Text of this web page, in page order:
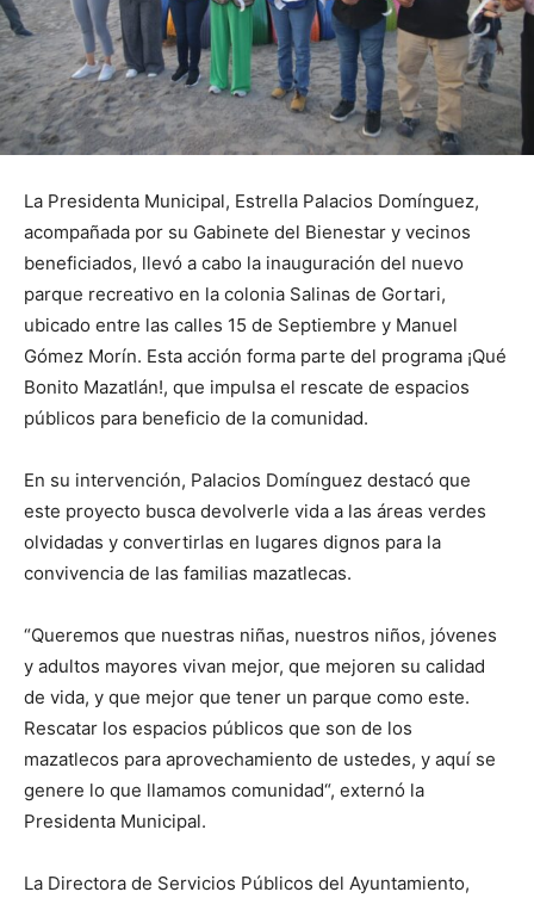
La Presidenta Municipal, Estrella Palacios Domínguez,
acompañada por su Gabinete del Bienestar y vecinos
beneficiados, llevó a cabo la inauguración del nuevo
parque recreativo en la colonia Salinas de Gortari,
ubicado entre las calles 15 de Septiembre y Manuel
Gómez Morín. Esta acción forma parte del programa ¡Qué
Bonito Mazatlán!, que impulsa el rescate de espacios
públicos para beneficio de la comunidad.
En su intervención, Palacios Domínguez destacó que
este proyecto busca devolverle vida a las áreas verdes
olvidadas y convertirlas en lugares dignos para la
convivencia de las familias mazatlecas.
“Queremos que nuestras niñas, nuestros niños, jóvenes
y adultos mayores vivan mejor, que mejoren su calidad
de vida, y que mejor que tener un parque como este.
Rescatar los espacios públicos que son de los
mazatlecos para aprovechamiento de ustedes, y aquí se
genere lo que llamamos comunidad“, externó la
Presidenta Municipal.
La Directora de Servicios Públicos del Ayuntamiento,